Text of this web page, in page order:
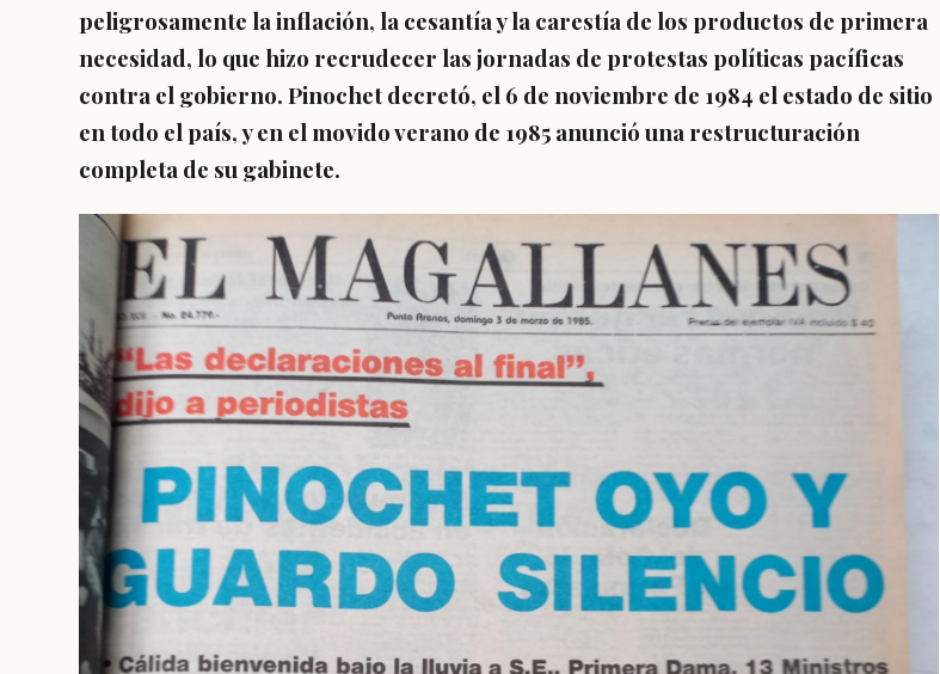
peligrosamente la inflación, la cesantía y la carestía de los productos de primera
necesidad, lo que hizo recrudecer las jornadas de protestas políticas pacíficas
contra el gobierno. Pinochet decretó, el 6 de noviembre de 1984 el estado de sitio
en todo el país, y en el movido verano de 1985 anunció una restructuración
completa de su gabinete.